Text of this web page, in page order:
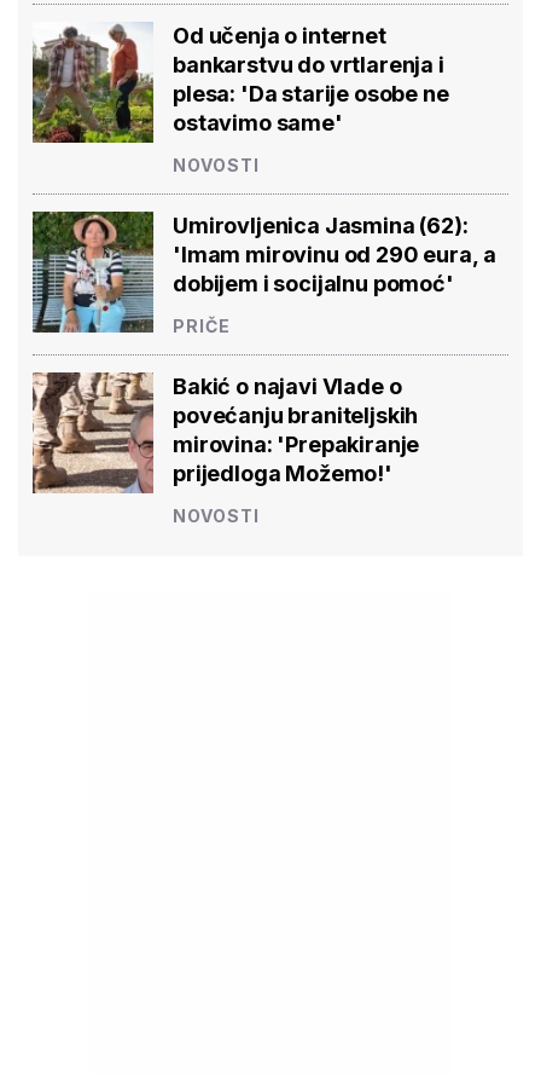
Od učenja o internet
bankarstvu do vrtlarenja i
plesa: 'Da starije osobe ne
ostavimo same'
NOVOSTI
Umirovljenica Jasmina (62):
'Imam mirovinu od 290 eura, a
dobijem i socijalnu pomoć'
PRIČE
Bakić o najavi Vlade o
povećanju braniteljskih
mirovina: 'Prepakiranje
prijedloga Možemo!'
NOVOSTI